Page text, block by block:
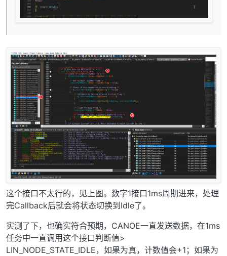
这个接口不太行的，见上图。数字1接口1ms周期进来，处理
完Callback后就会将状态切换到Idle了。
实测了下，也确实符合预期，CANOE一直发送数据，在1ms
任务中一直调用这个接口判断值>
LIN_NODE_STATE_IDLE，如果为真，计数值会+1；如果为